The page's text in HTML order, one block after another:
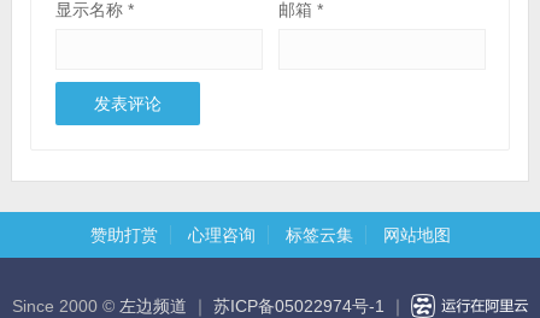
显示名称 * 邮箱*
赞助打赏 心理咨询 标签云集 网站地图
Since 2000 © 左边频道 ｜ 苏ICP备05022974号-1 ｜